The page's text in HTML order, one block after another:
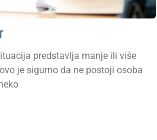
predstavlja manje ili više
je sigurno da ne postoji osoba